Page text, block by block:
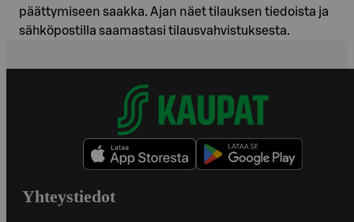
päättymiseen saakka. Ajan näet tilauksen tiedoista ja
sähköpostilla saamastasi tilausvahvistuksesta.
Yhteystiedot